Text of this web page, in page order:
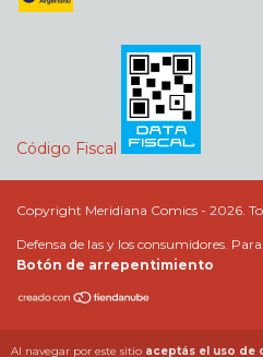
Al navegar por este sitio aceptás el uso de
Código Fiscal
Copyright Meridiana Comics - 2026.
Defensa de las y los consumidores.
Botón de arrepentimiento